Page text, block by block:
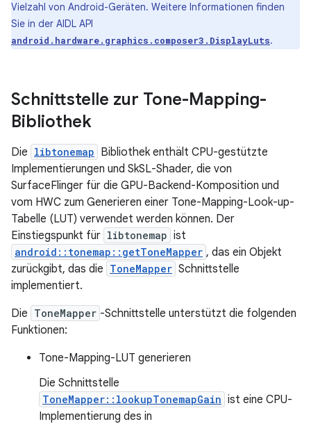
Vielzahl von Android-Geräten. Weitere Informationen finden
Sie in der AIDL API
android.hardware.graphics.composer3.DisplayLuts.
Schnittstelle zur Tone-Mapping-
Bibliothek
Die libtonemap Bibliothek enthält CPU-gestützte
Implementierungen und SkSL-Shader, die von
SurfaceFlinger für die GPU-Backend-Komposition und
vom HWC zum Generieren einer Tone-Mapping-Look-up-
Tabelle (LUT) verwendet werden können. Der
Einstiegspunkt für libtonemap ist
android::tonemap::getToneMapper , das ein Objekt
zurückgibt, das die ToneMapper Schnittstelle
implementiert.
Die ToneMapper -Schnittstelle unterstützt die folgenden
Funktionen:
Tone-Mapping-LUT generieren
Die Schnittstelle
ToneMapper::lookupTonemapGain ist eine CPU-
Implementierung des in